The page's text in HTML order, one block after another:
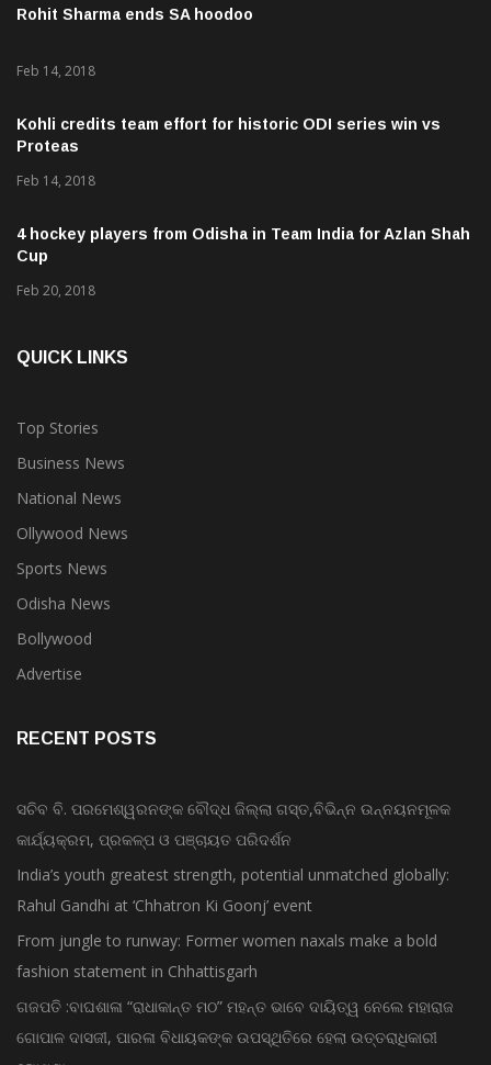
Rohit Sharma ends SA hoodoo
Feb 14, 2018
Kohli credits team effort for historic ODI series win vs
Proteas
Feb 14, 2018
4 hockey players from Odisha in Team India for Azlan Shah
Cup
Feb 20, 2018
QUICK LINKS
Top Stories
Business News
National News
Ollywood News
Sports News
Odisha News
Bollywood
Advertise
RECENT POSTS
ସଚିବ ବି. ପରମେଶ୍ୱରନଙ୍କ ବୌଦ୍ଧ ଜିଲ୍ଲା ଗସ୍ତ,ବିଭିନ୍ନ ଉନ୍ନୟନମୂଳକ
କାର୍ଯ୍ୟକ୍ରମ, ପ୍ରକଳ୍ପ ଓ ପଞ୍ଚାୟତ ପରିଦର୍ଶନ
India’s youth greatest strength, potential unmatched globally:
Rahul Gandhi at ‘Chhatron Ki Goonj’ event
From jungle to runway: Former women naxals make a bold
fashion statement in Chhattisgarh
ଗଜପତି :ବାଘଶାଳା “ରାଧାକାନ୍ତ ମଠ” ମହନ୍ତ ଭାବେ ଦାୟିତ୍ୱ ନେଲେ ମହାରାଜ
ଗୋପାଳ ଦାସଜୀ, ପାରଳା ବିଧାୟକଙ୍କ ଉପସ୍ଥିତିରେ ହେଲା ଉତ୍ତରାଧିକାରୀ